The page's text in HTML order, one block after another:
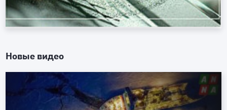
Новые видео